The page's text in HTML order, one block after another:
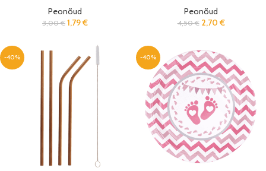
Peonõud
3,00€ 1,79€
Peonõud
4,50€ 2,70 €
-40% -40%